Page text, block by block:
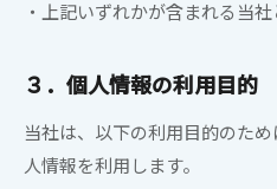
・上記いずれかが含まれる当
３．個人情報の利用目的
当社は、以下の利用目的のた
人情報を利用します。